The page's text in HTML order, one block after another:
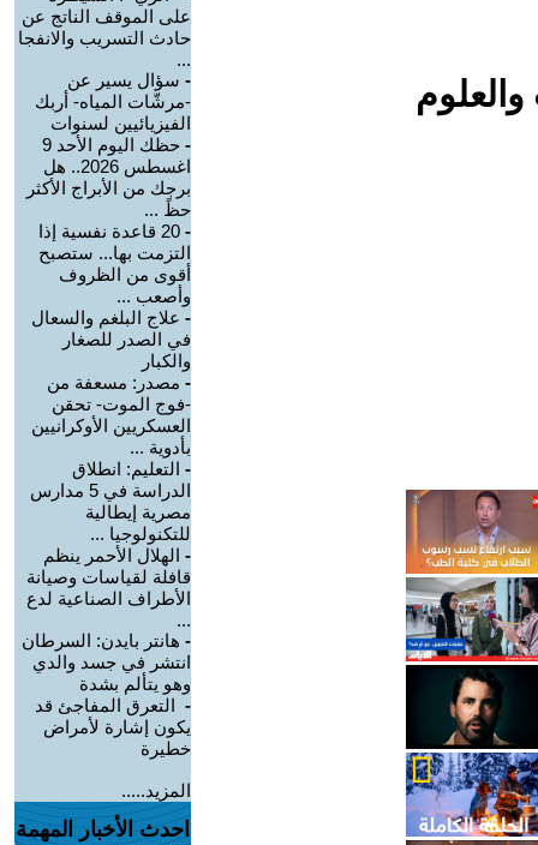
على الموقف الناتج عن
حادث التسريب والانفجا
...
- سؤال يسير عن
-مرشّات المياه- أربك
الفيزيائيين لسنوات
-
حظك اليوم الأحد 9
اغسطس 2026.. هل
برجك من الأبراج الأكثر
حظً ...
-
20 قاعدة نفسية إذا
التزمت بها... ستصبح
أقوى من الظروف
وأصعب ...
- علاج البلغم والسعال
في الصدر للصغار
والكبار
- مصدر: مسعفة من
-فوج الموت- تحقن
العسكريين الأوكرانيين
بأدوية ...
- التعليم: انطلاق
الدراسة في 5 مدارس
مصرية إيطالية
للتكنولوجيا ...
- الهلال الأحمر ينظم
قافلة لقياسات وصيانة
الأطراف الصناعية لدع
...
- هانتر بايدن: السرطان
انتشر في جسد والدي
وهو يتألم بشدة
- التعرق المفاجئ قد
يكون إشارة لأمراض
خطيرة
المزيد.....
احدث الأخبار المهمة